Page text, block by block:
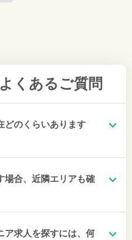
よくあるご質問
どのくらいあります
場合、近隣エリアも確
ア求人を探すには、何